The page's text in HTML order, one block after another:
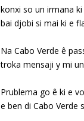
konxi so un irmana
bai djobi si mai ki e
Na Cabo Verde ê
troka mensaji y mi
Prublema go ê ki e
e ben di Cabo Verde